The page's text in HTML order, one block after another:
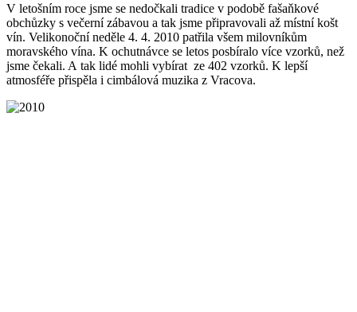
V letošním roce jsme se nedočkali tradice v podobě fašaňkové
obchůzky s večerní zábavou a tak jsme připravovali až místní košt
vín. Velikonoční neděle 4. 4. 2010 patřila všem milovníkům
moravského vína. K ochutnávce se letos posbíralo více vzorků, než
jsme čekali. A tak lidé mohli vybírat ze 402 vzorků. K lepší
atmosféře přispěla i cimbálová muzika z Vracova.